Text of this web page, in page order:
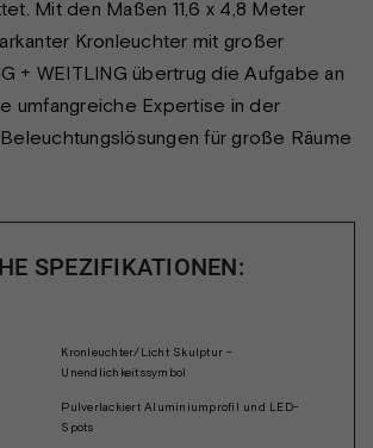
Mit den Maßen 11,6 x 4,8 Meter
Kronleuchter mit großer
+ WEITLING übertrug die Aufgabe an
umfangreiche Expertise in der
für große Räume
SPEZIFIKATIONEN:
Kronleuchter/Licht Skulptur -
Unendlichkeitssymbol
Pulverlackiert Aluminiumprofil und LED-
Spots